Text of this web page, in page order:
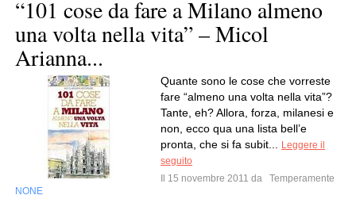
“101 cose da fare a Milano almeno
una volta nella vita” – Micol
Arianna...
Quante sono le cose che vorreste
fare “almeno una volta nella vita”?
Tante, eh? Allora, forza, milanesi e
non, ecco qua una lista bell’e
pronta, che si fa subit...
Leggere il
seguito
Il 15 novembre 2011 da
Temperamente
NONE